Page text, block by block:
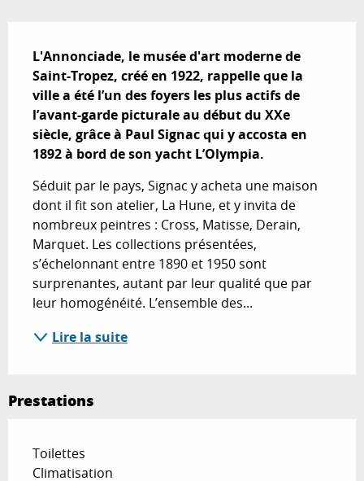
L'Annonciade, le musée d'art moderne de
Saint-Tropez, créé en 1922, rappelle que la
ville a été l’un des foyers les plus actifs de
l’avant-garde picturale au début du XXe
siècle, grâce à Paul Signac qui y accosta en
1892 à bord de son yacht L’Olympia.
Séduit par le pays, Signac y acheta une maison
dont il fit son atelier, La Hune, et y invita de
nombreux peintres : Cross, Matisse, Derain,
Marquet. Les collections présentées,
s’échelonnant entre 1890 et 1950 sont
surprenantes, autant par leur qualité que par
leur homogénéité. L’ensemble des...
Lire la suite
Prestations
Toilettes
Climatisation